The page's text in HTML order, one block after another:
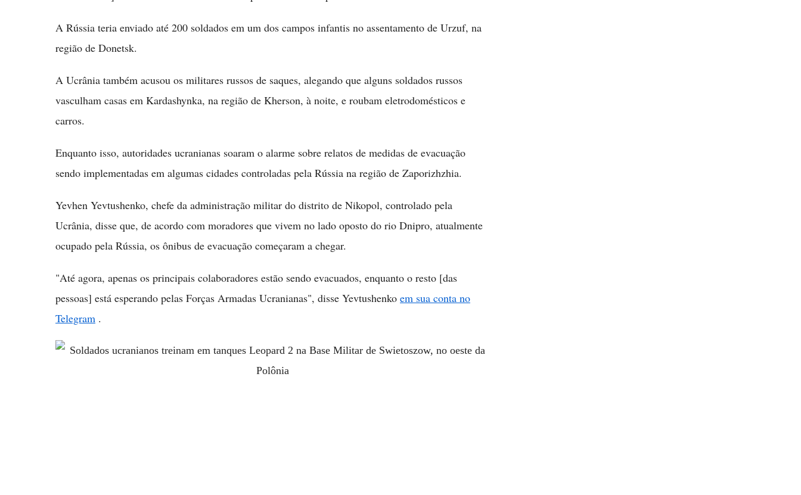
A Rússia teria enviado até 200 soldados em um dos campos infantis no assentamento de Urzuf, na
região de Donetsk.
A Ucrânia também acusou os militares russos de saques, alegando que alguns soldados russos
vasculham casas em Kardashynka, na região de Kherson, à noite, e roubam eletrodomésticos e
carros.
Enquanto isso, autoridades ucranianas soaram o alarme sobre relatos de medidas de evacuação
sendo implementadas em algumas cidades controladas pela Rússia na região de Zaporizhzhia.
Yevhen Yevtushenko, chefe da administração militar do distrito de Nikopol, controlado pela
Ucrânia, disse que, de acordo com moradores que vivem no lado oposto do rio Dnipro, atualmente
ocupado pela Rússia, os ônibus de evacuação começaram a chegar.
"Até agora, apenas os principais colaboradores estão sendo evacuados, enquanto o resto [das
pessoas] está esperando pelas Forças Armadas Ucranianas", disse Yevtushenko em sua conta no
Telegram .